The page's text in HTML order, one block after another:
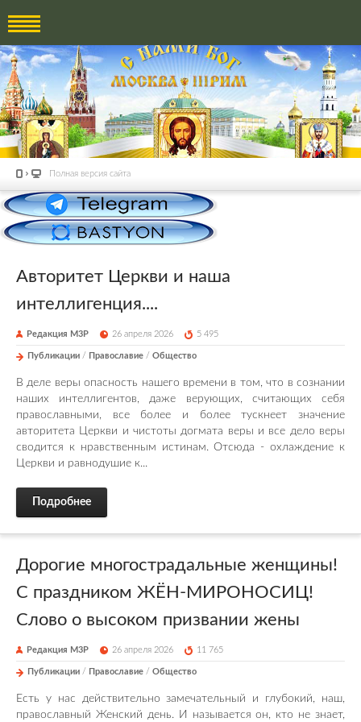
Полная версия сайта
Авторитет Церкви и наша
интеллигенция....
Редакция М3Р 26 апреля 2026 5 495
Публикации / Православие / Общество
В деле веры опасность нашего времени в том, что в сознании
наших интеллигентов, даже верующих, считающих себя
православными, все более и более тускнеет значение
авторитета Церкви и чистоты догмата веры и все дело веры
сводится к нравственным истинам. Отсюда - охлаждение к
Церкви и равнодушие к...
Подробнее
Дорогие многострадальные женщины!
С праздником ЖЁН-МИРОНОСИЦ!
Слово о высоком призвании жены
Редакция М3Р 26 апреля 2026 11 765
Публикации / Православие / Общество
Есть у нас действительно замечательный и глубокий, наш,
православный Женский день. И называется он, кто не знает,